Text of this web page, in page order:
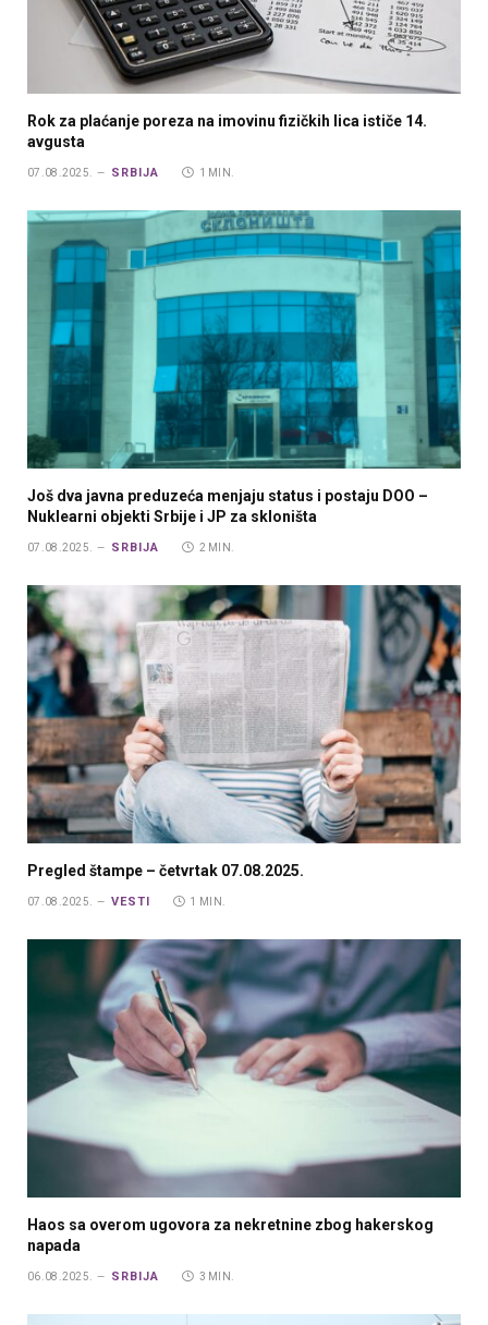
Rok za plaćanje poreza na imovinu fizičkih lica ističe 14.
avgusta
07.08.2025. SRBIJA 1 MIN.
Još dva javna preduzeća menjaju status i postaju DOO –
Nuklearni objekti Srbije i JP za skloništa
07.08.2025. SRBIJA 2 MIN.
Pregled štampe – četvrtak 07.08.2025.
07.08.2025. VESTI 1 MIN.
Haos sa overom ugovora za nekretnine zbog hakerskog
napada
06.08.2025. SRBIJA 3 MIN.